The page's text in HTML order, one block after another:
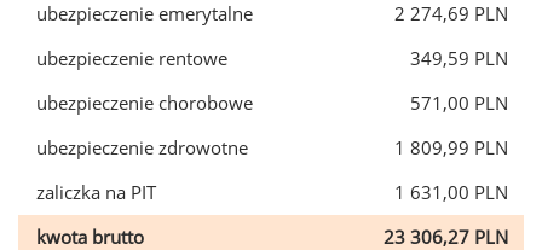
ubezpieczenie emerytalne
2 274,69 PLN
ubezpieczenie rentowe
349,59 PLN
ubezpieczenie chorobowe
571,00 PLN
ubezpieczenie zdrowotne
1 809,99 PLN
zaliczka na PIT
1 631,00 PLN
kwota brutto
23 306,27 PLN